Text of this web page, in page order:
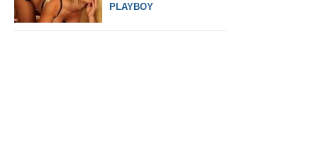
PLAYBOY